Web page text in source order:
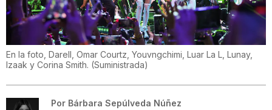
En la foto, Darell, Omar Courtz, Youvngchimi, Luar La L, Lunay,
Izaak y Corina Smith. (Suministrada)
Por Bárbara Sepúlveda Núñez